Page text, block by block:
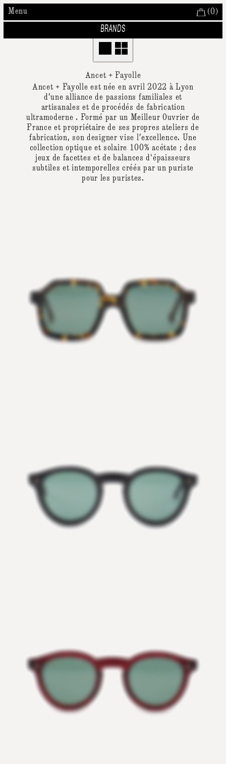
Menu (0 )
Ancet + Fayolle
Ancet + Fayolle est née en avril 2022 à Lyon
d’une alliance de passions familiales et
artisanales et de procédés de fabrication
ultramoderne . Formé par un Meilleur Ouvrier de
France et propriétaire de ses propres ateliers de
fabrication, son designer vise l’excellence. Une
collection optique et solaire 100% acétate ; des
jeux de facettes et de balances d'épaisseurs
subtiles et intemporelles créés par un puriste
pour les puristes.
BRANDS